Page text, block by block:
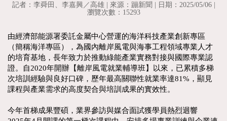
記者：李舜田、李嘉興／高雄 | 來源：蹦新聞 | 日期：2025/05/06 |
瀏覽次數：15293
由經濟部能源署委託金屬中心營運的海洋科技產業創新專區
（簡稱海洋專區），為國內離岸風電與海事工程領域專業人才
的培育基地，長年致力於推動綠能產業實務對接與國際專業認
證。自2020年開辦【離岸風電就業輔導班】以來，已累積多梯
次培訓經驗與良好口碑，歷年最高關聯性就業率達81%，顯見
課程與產業需求的高度契合與培訓成果的實效性。
今年首梯成果豐碩，業界參訪與媒合面試獲學員熱烈迴響